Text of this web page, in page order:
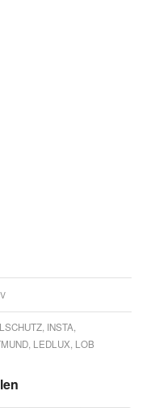
INSTA
LEDLUX LOB